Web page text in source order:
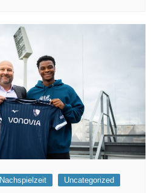
Nachspielzeit Uncategorized